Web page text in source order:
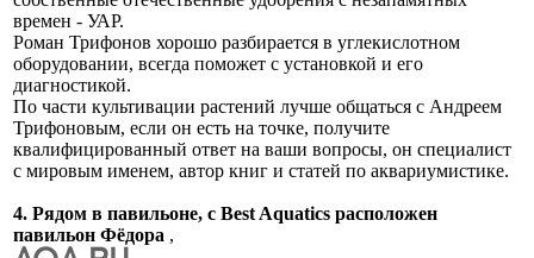
времен - УАР.
Роман Трифонов хорошо разбирается в углекислотном
оборудовании, всегда поможет с установкой и его
диагностикой.
По части культивации растений лучше общаться с Андреем
Трифоновым, если он есть на точке, получите
квалифицированный ответ на ваши вопросы, он специалист
с мировым именем, автор книг и статей по аквариумистике.
4. Рядом в павильоне, с Best Aquatics расположен
павильон Фёдора ,